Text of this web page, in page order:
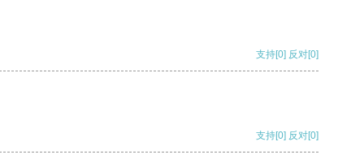
支持[0] 反对[0]
支持[0] 反对[0]